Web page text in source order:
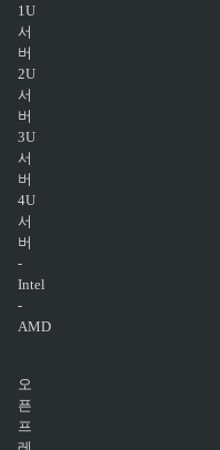
1U
서
버
2U
서
버
3U
서
버
4U
서
버
-
Intel
-
AMD
오
픈
프